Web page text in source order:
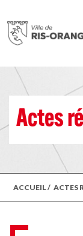
Actes
ACCUEIL/ ACTES